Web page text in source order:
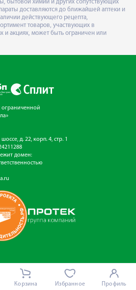
бытовой химии и других сопутствующих
доставляются до ближайшей аптеки и
действующего рецепта,
товаров, участвующих в
и акциях, может быть ограничен или
ограниченной
д. 22, корп. 4, стр. 1
домен:
Корзина Избранное Профиль